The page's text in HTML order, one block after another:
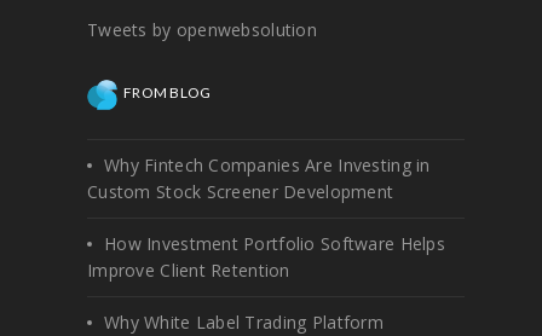
Tweets by openwebsolution
FROM BLOG
Why Fintech Companies Are Investing in
Custom Stock Screener Development
How Investment Portfolio Software Helps
Improve Client Retention
Why White Label Trading Platform